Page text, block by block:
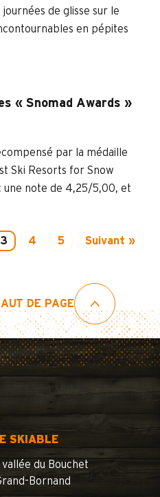
de glisse sur le
en pépites
« Snomad Awards »
par la médaille
Ski Resorts for Snow
une note de 4,25/5,00, et
3 4 5 Suivant »
DE PAGE
SKIABLE
du Bouchet
Bornand